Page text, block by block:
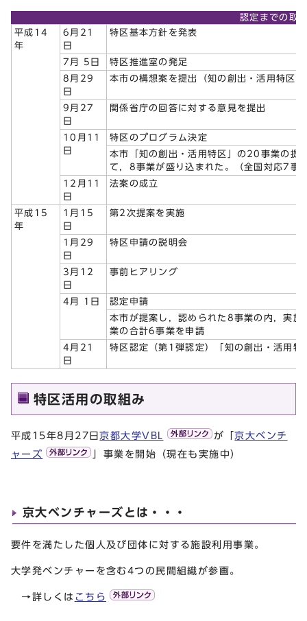
認定までの取
平成14
年
6月21
日
特区基本方針を発表
7月 5日
特区推進室の発足
8月29
日
本市の構想案を提出（知の創出・活用特区
9月27
日
関係省庁の回答に対する意見を提出
10月11
日
特区のプログラム決定
本市「知の創出・活用特区」の20事業の提
て，8事業が盛り込まれた。（全国対応7事
12月11
日
法案の成立
平成15
年
1月15
日
第2次提案を実施
1月29
日
特区申請の説明会
3月12
日
事前ヒアリング
4月 1日
認定申請
本市が提案し，認められた8事業の内，実
業の合計6事業を申請
4月21
日
特区認定（第1弾認定）「知の創出・活用特
特区活用の取組み
平成15年8月27日京都大学VBL が「京大ベンチ
ャーズ
」事業を開始（現在も実施中）
京大ベンチャーズとは・・・
要件を満たした個人及び団体に対する施設利用事業。
大学発ベンチャーを含む4つの民間組織が参画。
→詳しくは こちら